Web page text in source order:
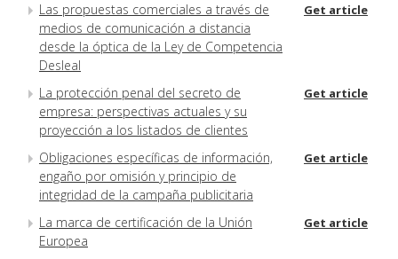
Las propuestas comerciales a través de
medios de comunicación a distancia
desde la óptica de la Ley de Competencia
Desleal
Get article
La protección penal del secreto de
empresa: perspectivas actuales y su
proyección a los listados de clientes
Get article
Obligaciones específicas de información,
engaño por omisión y principio de
integridad de la campaña publicitaria
Get article
La marca de certificación de la Unión
Europea
Get article